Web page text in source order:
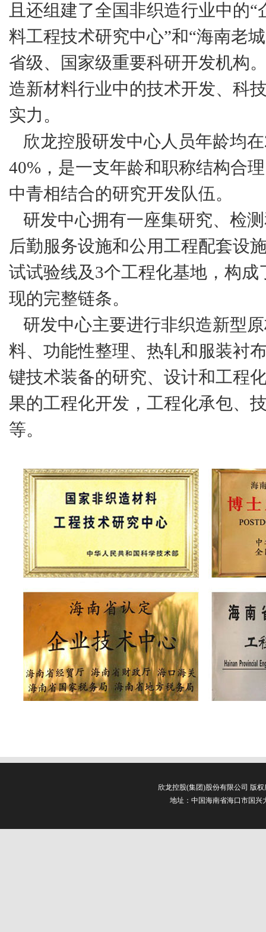
且还组建了全国非织造行业中的
料工程技术研究中心”和“海南老
省级、国家级重要科研开发机构
造新材料行业中的技术开发、科
实力。
欣龙控股研发中心人员年龄均
40%，是一支年龄和职称结构合
中青相结合的研究开发队伍。
研发中心拥有一座集研究、检
后勤服务设施和公用工程配套设
试试验线及3个工程化基地，构
现的完整链条。
研发中心主要进行非织造新型
料、功能性整理、热轧和服装衬
键技术装备的研究、设计和工程
果的工程化开发，工程化承包、
等。
欣龙控股(集团)股份有限公司 版
地址：中国海南省海口市国兴